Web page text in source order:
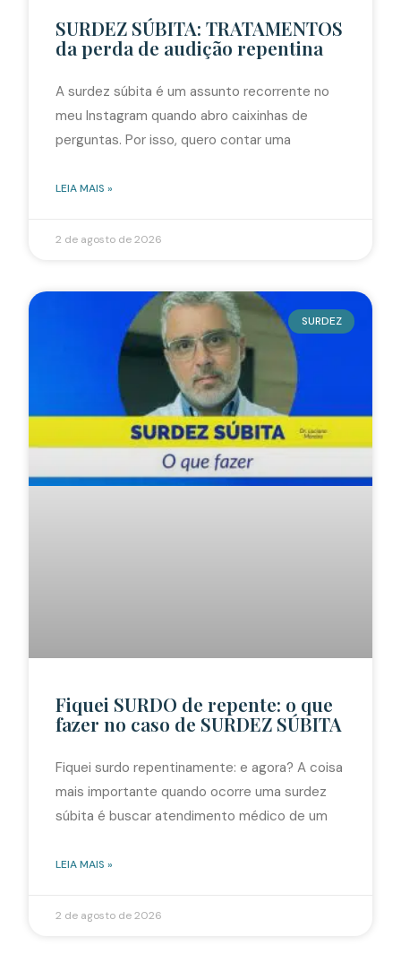
SURDEZ SÚBITA: TRATAMENTOS
da perda de audição repentina
A surdez súbita é um assunto recorrente no
meu Instagram quando abro caixinhas de
perguntas. Por isso, quero contar uma
LEIA MAIS »
2 de agosto de 2026
SURDEZ
Fiquei SURDO de repente: o que
fazer no caso de SURDEZ SÚBITA
Fiquei surdo repentinamente: e agora? A coisa
mais importante quando ocorre uma surdez
súbita é buscar atendimento médico de um
LEIA MAIS »
2 de agosto de 2026